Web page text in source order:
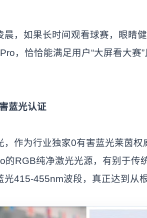
晨，如果长时间观看球赛，眼睛
，恰恰能满足用户“大屏看大赛
蓝光认证
作为行业独家0有害蓝光莱茵权
的RGB纯净激光光源，有别于传
415-455nm波段，真正达到从